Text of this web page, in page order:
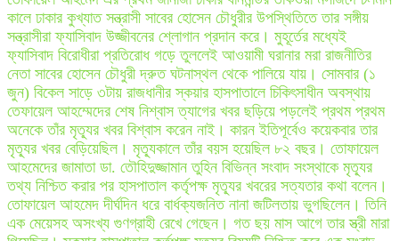
কালে ঢাকার কুখ্যাত সন্ত্রাসী সাবের হোসেন চৌধুরীর উপস্থিতিতে তার সঙ্গীয়
সন্ত্রাসীরা ফ্যাসিবাদ উজ্জীবনের শ্লোগান প্রদান করে। মুহূর্তের মধ্যেই
ফ্যাসিবাদ বিরোধীরা প্রতিরোধ গড়ে তুললেই আওয়ামী ঘরানার মরা রাজনীতির
নেতা সাবের হোসেন চৌধুরী দ্রুত ঘটনাস্থল থেকে পালিয়ে যায়। সোমবার (১
জুন) বিকেল সাড়ে ৩টায় রাজধানীর স্কয়ার হাসপাতালে চিকিৎসাধীন অবস্থায়
তেফায়েল আহম্মেদের শেষ নিশ্বাস ত্যাগের খবর ছড়িয়ে পড়লেই প্রথম প্রথম
অনেকে তাঁর মৃত্যূর খবর বিশ্বাস করেন নাই। কারন ইতিপূর্বেও কয়েকবার তার
মৃত্যূর খবর বেড়িয়েছিল। মৃত্যূকালে তাঁর বয়স হয়েছিল ৮২ বছর। তোফায়েল
আহমেদের জামাতা ডা. তৌহিদুজ্জামান তুহিন বিভিন্ন সংবাদ সংস্থাকে মৃত্যূর
তথ্য নিশ্চিত করার পর হাসপাতাল কর্তৃপক্ষ মৃত্যূর খবরের সত্যতার কথা বলেন।
তোফায়েল আহমেদ দীর্ঘদিন ধরে বার্ধক্যজনিত নানা জটিলতায় ভুগছিলেন। তিনি
এক মেয়েসহ অসংখ্য গুণগ্রাহী রেখে গেছেন। গত ছয় মাস আগে তার স্ত্রী মারা